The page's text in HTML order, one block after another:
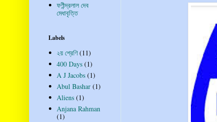
ফণীন্দ্রলাল দেব
মেধাবৃত্তি
Labels
২য় শ্রেণি (11)
400 Days (1)
A J Jacobs (1)
Abul Bashar (1)
Aliens (1)
Anjana Rahman
(1)